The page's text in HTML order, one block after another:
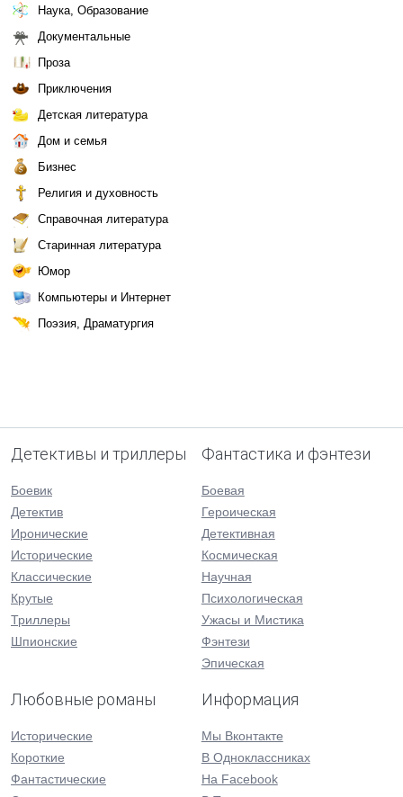
Наука, Образование
Документальные
Проза
Приключения
Детская литература
Дом и семья
Бизнес
Религия и духовность
Справочная литература
Старинная литература
Юмор
Компьютеры и Интернет
Поэзия, Драматургия
Детективы и триллеры
Боевик
Детектив
Иронические
Исторические
Классические
Крутые
Триллеры
Шпионские
Фантастика и фэнтези
Боевая
Героическая
Детективная
Космическая
Научная
Психологическая
Ужасы и Мистика
Фэнтези
Эпическая
Любовные романы
Исторические
Короткие
Фантастические
Информация
Мы Вконтакте
В Одноклассниках
На Facebook